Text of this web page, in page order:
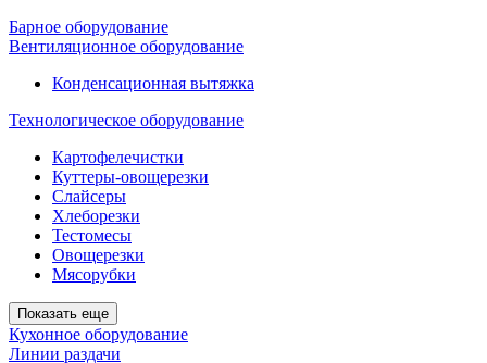
Барное оборудование
Вентиляционное оборудование
Конденсационная вытяжка
Технологическое оборудование
Картофелечистки
Куттеры-овощерезки
Слайсеры
Хлеборезки
Тестомесы
Овощерезки
Мясорубки
Показать еще
Кухонное оборудование
Линии раздачи